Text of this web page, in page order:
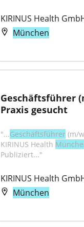
KIRINUS Health
München
Geschäftsführer
Praxis gesucht
"...Geschäftsführer (m/
KIRINUS Health
Publiziert..."
KIRINUS Health
München